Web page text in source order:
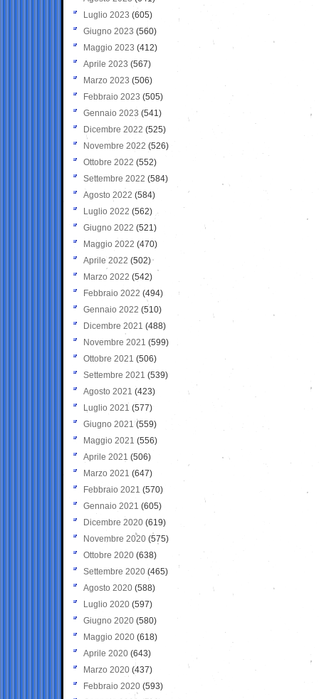
Luglio 2023 (605)
Giugno 2023 (560)
Maggio 2023 (412)
Aprile 2023 (567)
Marzo 2023 (506)
Febbraio 2023 (505)
Gennaio 2023 (541)
Dicembre 2022 (525)
Novembre 2022 (526)
Ottobre 2022 (552)
Settembre 2022 (584)
Agosto 2022 (584)
Luglio 2022 (562)
Giugno 2022 (521)
Maggio 2022 (470)
Aprile 2022 (502)
Marzo 2022 (542)
Febbraio 2022 (494)
Gennaio 2022 (510)
Dicembre 2021 (488)
Novembre 2021 (599)
Ottobre 2021 (506)
Settembre 2021 (539)
Agosto 2021 (423)
Luglio 2021 (577)
Giugno 2021(559)
Maggio 2021 (556)
Aprile 2021 (506)
Marzo 2021 (647)
Febbraio 2021 (570)
Gennaio 2021 (605)
Dicembre 2020 (619)
Novembre 2020 (575)
Ottobre 2020 (638)
Settembre 2020(465)
Agosto 2020 (588)
Luglio 2020 (597)
Giugno 2020 (580)
Maggio 2020 (618)
Aprile 2020 (643)
Marzo 2020 (437)
Febbraio 2020 (593)